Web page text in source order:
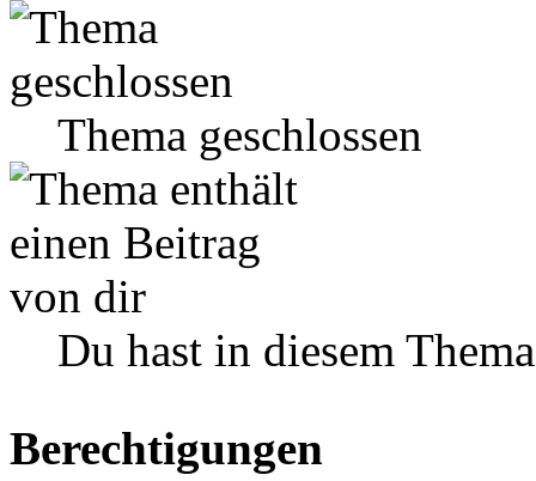
Thema geschlossen
Du hast in diesem
Berechtigungen